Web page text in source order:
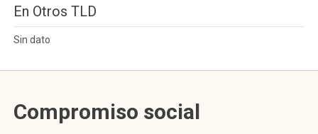
En Otros TLD
Sin dato
Compromiso social